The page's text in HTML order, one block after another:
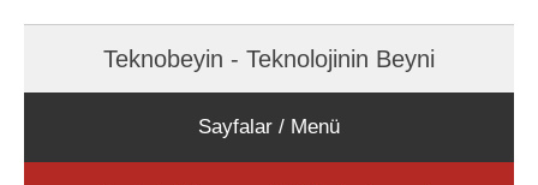
Teknobeyin - Teknolojinin Beyni
Sayfalar / Menü